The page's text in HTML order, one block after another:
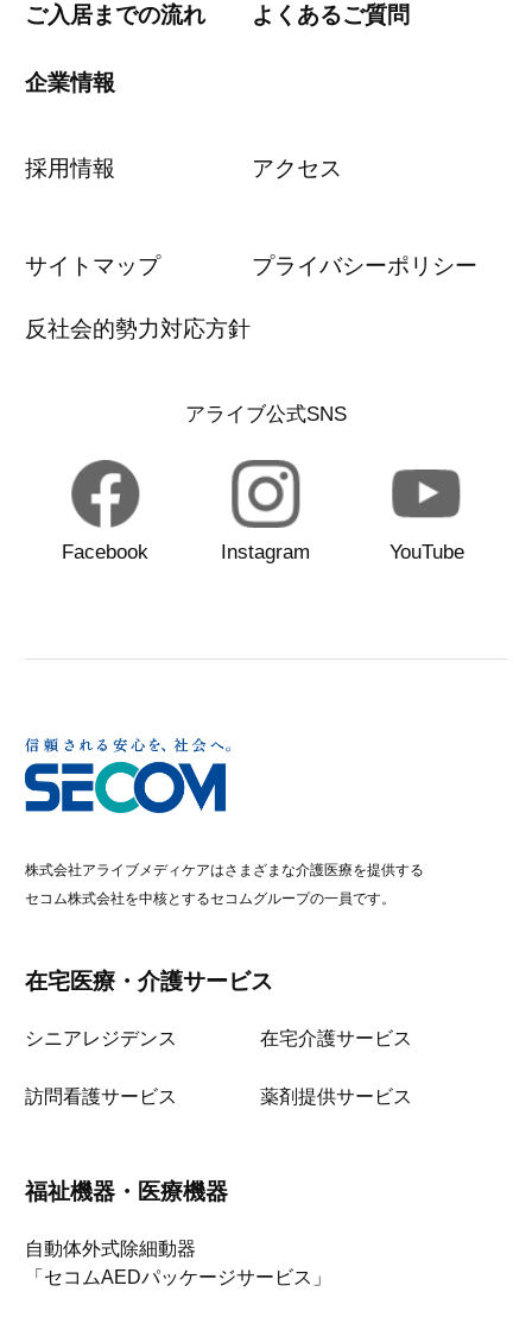
ご入居までの流れ よくあるご質問
企業情報
採用情報 アクセス
サイトマップ プライバシーポリシー
反社会的勢力対応方針
アライブ公式SNS
Facebook Instagram YouTube
株式会社アライブメディケアはさまざまな介護医療を提供する
セコム株式会社を中核とするセコムグループの一員です。
在宅医療・介護サービス
シニアレジデンス 在宅介護サービス
訪問看護サービス 薬剤提供サービス
福祉機器・医療機器
自動体外式除細動器
「セコムAEDパッケージサービス」